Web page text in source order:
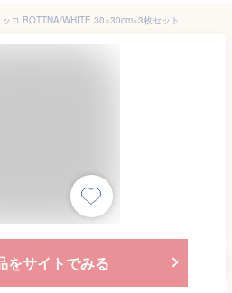
ファブリックパネル マリメッコ BOTTNA/WHITE 30×30cm×3枚セット【店頭受取も可 吹田】
をサイトでみる